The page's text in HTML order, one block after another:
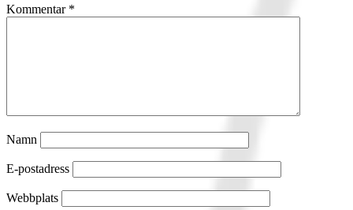
Kommentar *
Namn
E-postadress
Webbplats